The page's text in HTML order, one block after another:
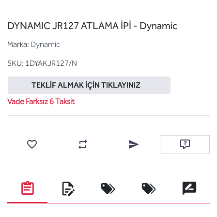
DYNAMIC JR127 ATLAMA İPİ - Dynamic
Marka: Dynamic
SKU: 1DYAKJR127/N
TEKLIF ALMAK İÇIN TIKLAYINIZ
Vade Farksız 6 Taksit
Karşılaştırma listesine ekleArkadaşına e-posta ile
Soru sor